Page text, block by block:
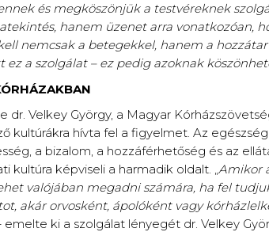
és megköszönjük a testvéreknek
hanem üzenet arra vonatkozóan,
nemcsak a betegekkel, hanem a
a szolgálat – ez pedig azoknak
Velkey György, a Magyar
kultúrákra hívta fel a figyelmet. Az
a bizalom, a hozzáférhetőség és az
kultúra képviseli a harmadik oldalt. „Amikor
valójában megadni számára, ha fel
akár orvosként, ápolóként vagy
emelte ki a szolgálat lényegét dr. Velkey